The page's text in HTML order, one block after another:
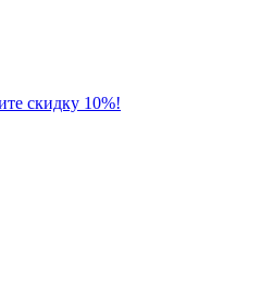
скидку 10%!